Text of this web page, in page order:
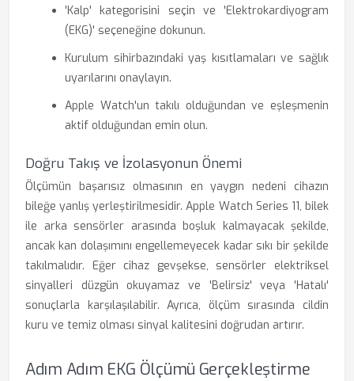
'Kalp' kategorisini seçin ve 'Elektrokardiyogram
(EKG)' seçeneğine dokunun.
Kurulum sihirbazındaki yaş kısıtlamaları ve sağlık
uyarılarını onaylayın.
Apple Watch'un takılı olduğundan ve eşleşmenin
aktif olduğundan emin olun.
Doğru Takış ve İzolasyonun Önemi
Ölçümün başarısız olmasının en yaygın nedeni cihazın
bileğe yanlış yerleştirilmesidir. Apple Watch Series 11, bilek
ile arka sensörler arasında boşluk kalmayacak şekilde,
ancak kan dolaşımını engellemeyecek kadar sıkı bir şekilde
takılmalıdır. Eğer cihaz gevşekse, sensörler elektriksel
sinyalleri düzgün okuyamaz ve 'Belirsiz' veya 'Hatalı'
sonuçlarla karşılaşılabilir. Ayrıca, ölçüm sırasında cildin
kuru ve temiz olması sinyal kalitesini doğrudan artırır.
Adım Adım EKG Ölçümü Gerçekleştirme